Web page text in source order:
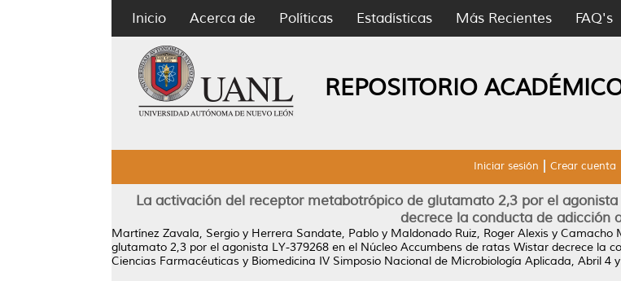
Inicio Acerca de Políticas Estadísticas Más Recientes FAQ's
REPOSITORIO
Iniciar sesión Crear cuenta
La activación del receptor metabotrópico de glutamato 2,3 por el
decrece la conducta de adicción
Martínez Zavala, Sergio y Herrera Sandate, Pablo y Maldonado Ruiz, Roger Alexis y Camacho
glutamato 2,3 por el agonista LY-379268 en el Núcleo Accumbens de ratas Wistar decrece la
Ciencias Farmacéuticas y Biomedicina IV Simposio Nacional de Microbiología Aplicada, Abril 4